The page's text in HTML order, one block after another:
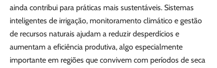
ainda contribui para práticas mais sustentáveis. Sistemas
inteligentes de irrigação, monitoramento climático e gestão
de recursos naturais ajudam a reduzir desperdícios e
aumentam a eficiência produtiva, algo especialmente
importante em regiões que convivem com períodos de seca